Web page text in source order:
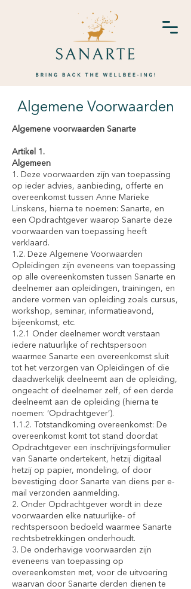
Algemene Voorwaarden
Algemene voorwaarden Sanarte
Artikel 1.
Algemeen
1. Deze voorwaarden zijn van toepassing
op ieder advies, aanbieding, offerte en
overeenkomst tussen Anne Marieke
Linskens, hierna te noemen: Sanarte, en
een Opdrachtgever waarop Sanarte deze
voorwaarden van toepassing heeft
verklaard.
1.2. Deze Algemene Voorwaarden
Opleidingen zijn eveneens van toepassing
op alle overeenkomsten tussen Sanarte en
deelnemer aan opleidingen, trainingen, en
andere vormen van opleiding zoals cursus,
workshop, seminar, informatieavond,
bijeenkomst, etc.
1.2.1 Onder deelnemer wordt verstaan
iedere natuurlijke of rechtspersoon
waarmee Sanarte een overeenkomst sluit
tot het verzorgen van Opleidingen of die
daadwerkelijk deelneemt aan de opleiding,
ongeacht of deelnemer zelf, of een derde
deelneemt aan de opleiding (hierna te
noemen: ‘Opdrachtgever’).
1.1.2. Totstandkoming overeenkomst: De
overeenkomst komt tot stand doordat
Opdrachtgever een inschrijvingsformulier
van Sanarte ondertekent, hetzij digitaal
hetzij op papier, mondeling, of door
bevestiging door Sanarte van diens per e-
mail verzonden aanmelding.
2. Onder Opdrachtgever wordt in deze
voorwaarden elke natuurlijke- of
rechtspersoon bedoeld waarmee Sanarte
rechtsbetrekkingen onderhoudt.
3. De onderhavige voorwaarden zijn
eveneens van toepassing op
overeenkomsten met, voor de uitvoering
waarvan door Sanarte derden dienen te